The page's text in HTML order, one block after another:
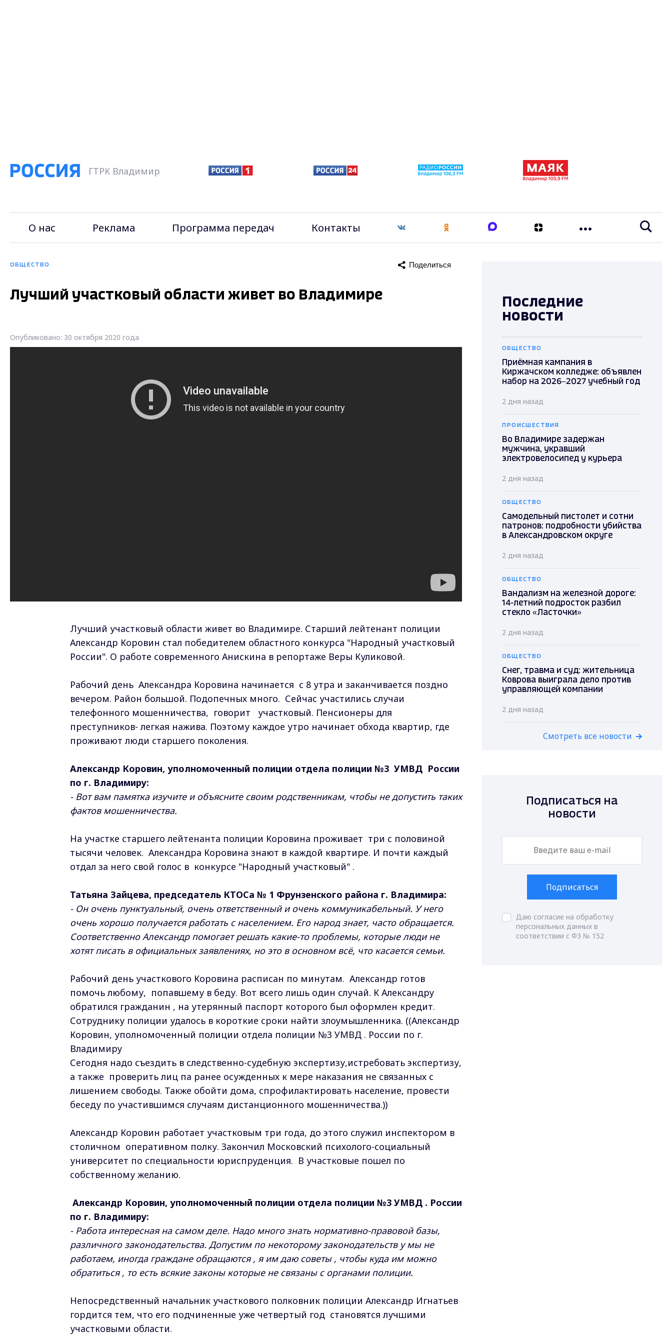
ГТРК Владимир
О нас Реклама Программа передач Контакты
ОБЩЕСТВО Поделиться
Лучший участковый области живет во Владимире
Опубликовано: 30 октября 2020 года
Лучший участковый области живет во Владимире. Старший лейтенант полиции
Александр Коровин стал победителем областного конкурса "Народный участковый
России". О работе современного Анискина в репортаже Веры Куликовой.
Рабочий день Александра Коровина начинается с 8 утра и заканчивается поздно
вечером. Район большой. Подопечных много. Сейчас участились случаи
телефонного мошенничества, говорит участковый. Пенсионеры для
преступников- легкая нажива. Поэтому каждое утро начинает обхода квартир, где
проживают люди старшего поколения.
Александр Коровин, уполномоченный полиции отдела полиции №3 УМВД России
по г. Владимиру:
- Вот вам памятка изучите и объясните своим родственникам, чтобы не допустить таких
фактов мошенничества.
На участке старшего лейтенанта полиции Коровина проживает три с половиной
тысячи человек. Александра Коровина знают в каждой квартире. И почти каждый
отдал за него свой голос в конкурсе "Народный участковый" .
Татьяна Зайцева, председатель КТОСа № 1 Фрунзенского района г. Владимира:
- Он очень пунктуальный, очень ответственный и очень коммуникабельный. У него
очень хорошо получается работать с населением. Его народ знает, часто обращается.
Соответственно Александр помогает решать какие-то проблемы, которые люди не
хотят писать в официальных заявлениях, но это в основном всё, что касается семьи.
Рабочий день участкового Коровина расписан по минутам. Александр готов
помочь любому, попавшему в беду. Вот всего лишь один случай. К Александру
обратился гражданин , на утерянный паспорт которого был оформлен кредит.
Сотруднику полиции удалось в короткие сроки найти злоумышленника. ((Александр
Коровин, уполномоченный полиции отдела полиции №3 УМВД . России по г.
Владимиру
Сегодня надо съездить в следственно-судебную экспертизу,истребовать экспертизу,
а также проверить лиц па ранее осужденных к мере наказания не связанных с
лишением свободы. Также обойти дома, спрофилактировать население, провести
беседу по участившимся случаям дистанционного мошенничества.))
Александр Коровин работает участковым три года, до этого служил инспектором в
столичном оперативном полку. Закончил Московский психолого-социальный
университет по специальности юриспруденция. В участковые пошел по
собственному желанию.
Александр Коровин, уполномоченный полиции отдела полиции №3 УМВД . России
по г. Владимиру:
- Работа интересная на самом деле. Надо много знать нормативно-правовой базы,
различного законодательства. Допустим по некоторому законодательств у мы не
работаем, иногда граждане обращаются , я им даю советы , чтобы куда им можно
обратиться , то есть всякие законы которые не связаны с органами полиции.
Непосредственный начальник участкового полковник полиции Александр Игнатьев
гордится тем, что его подчиненные уже четвертый год становятся лучшими
участковыми области.
Последние
новости
ОБЩЕСТВО
Приёмная кампания в
Киржачском колледже: объявлен
набор на 2026–2027 учебный год
2 дня назад
ПРОИСШЕСТВИЯ
Во Владимире задержан
мужчина, укравший
электровелосипед у курьера
2 дня назад
ОБЩЕСТВО
Самодельный пистолет и сотни
патронов: подробности убийства
в Александровском округе
2 дня назад
ОБЩЕСТВО
Вандализм на железной дороге:
14-летний подросток разбил
стекло «Ласточки»
2 дня назад
ОБЩЕСТВО
Снег, травма и суд: жительница
Коврова выиграла дело против
управляющей компании
2 дня назад
Смотреть все новости
Подписаться на
новости
Подписаться
Даю согласие на обработку
персональных данных в
соответствии с ФЗ № 152